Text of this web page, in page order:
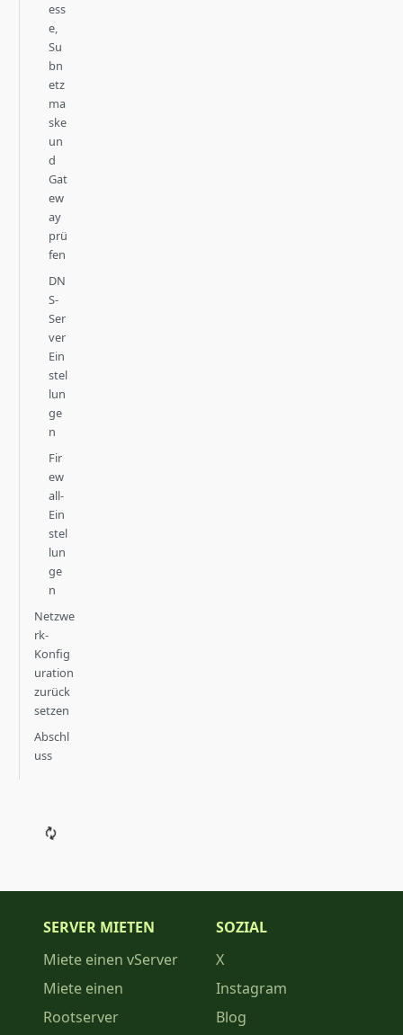
ess
e,
Su
bn
etz
ma
ske
un
d
Gat
ew
ay
prü
fen
DN
S-
Ser
ver
Ein
stel
lun
ge
n
Fir
ew
all-
Ein
stel
lun
ge
n
Netzwe
rk-
Konfig
uration
zurück
setzen
Abschl
uss
SERVER MIETEN
Miete einen vServer
Miete einen
Rootserver
SOZIAL
X
Instagram
Blog